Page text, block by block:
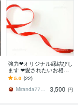
強力❤オリジナル縁結びし
ます ❤愛されたいお相手
様との縁結び施術します
5.0 (22)
Miranda777＊バリ島在住ヒーラー
3,500 円